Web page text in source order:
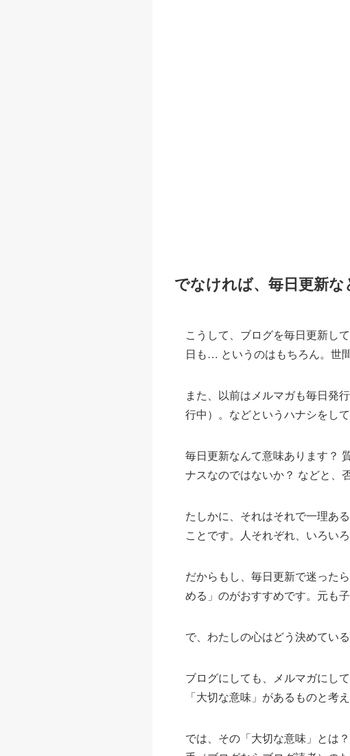
でなければ、毎日更新な
こうして、ブログを毎日更新し
日も… というのはもちろん。世
また、以前はメルマガも毎日発
行中）。などというハナシをして
毎日更新なんて意味あります？
ナスなのではないか？ などと、
たしかに、それはそれで一理あ
ことです。人それぞれ、いろいろ
だからもし、毎日更新で迷った
める」のがおすすめです。元も
で、わたしの心はどう決めてい
ブログにしても、メルマガにし
「大切な意味」があるものと考
では、その「大切な意味」とは